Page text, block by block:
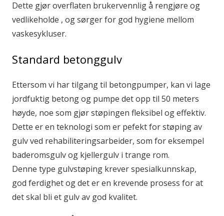
Dette gjør overflaten brukervennlig å rengjøre og
vedlikeholde , og sørger for god hygiene mellom
vaskesykluser.
Standard betonggulv
Ettersom vi har tilgang til betongpumper, kan vi lage
jordfuktig betong og pumpe det opp til 50 meters
høyde, noe som gjør støpingen fleksibel og effektiv.
Dette er en teknologi som er pefekt for støping av
gulv ved rehabiliteringsarbeider, som for eksempel
baderomsgulv og kjellergulv i trange rom.
Denne type gulvstøping krever spesialkunnskap,
god ferdighet og det er en krevende prosess for at
det skal bli et gulv av god kvalitet.